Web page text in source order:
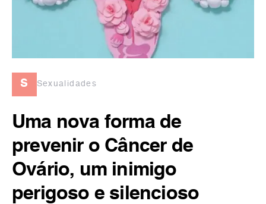
s Sexualidades
Uma nova forma de
prevenir o Câncer de
Ovário, um inimigo
perigoso e silencioso